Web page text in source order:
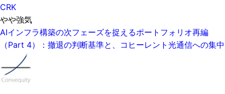
CRK
やや強気
AIインフラ構築の次フェーズを捉えるポートフォリオ再編
（Part 4）：撤退の判断基準と、コヒーレント光通信への集中